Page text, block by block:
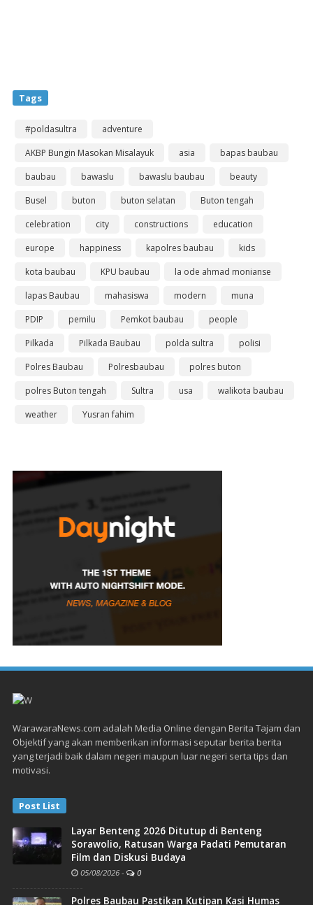
Tags
#poldasultra
adventure
AKBP Bungin Masokan Misalayuk
asia
bapas baubau
baubau
bawaslu bawaslu baubau
beauty
Busel
buton buton selatan
Buton tengah
celebration
city constructions
education
europe
happiness kapolres baubau
kids
kota baubau
KPU baubau
la ode ahmad monianse
lapas Baubau
mahasiswa modern
muna
PDIP
pemilu Pemkot baubau
people
Pilkada
Pilkada Baubau polda sultra
polisi
Polres Baubau
Polresbaubau
polres buton
polres Buton tengah
Sultra usa
walikota baubau
weather
Yusran fahim
WarawaraNews.com adalah Media Online dengan Berita Tajam dan
Objektif yang akan memberikan informasi seputar berita berita
yang terjadi baik dalam negeri maupun luar negeri serta tips dan
motivasi.
Post List
Layar Benteng 2026 Ditutup di Benteng
Sorawolio, Ratusan Warga Padati Pemutaran
Film dan Diskusi Budaya
05/08/2026 - 0
Polres Baubau Pastikan Kutipan Kasi Humas